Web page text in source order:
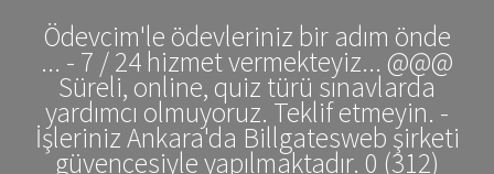
Ödevcim'le ödevleriniz bir adım önde
... - 7 / 24 hizmet vermekteyiz... @@@
Süreli, online, quiz türü sınavlarda
yardımcı olmuyoruz. Teklif etmeyin. -
İşleriniz Ankara'da Billgatesweb şirketi
güvencesiyle yapılmaktadır. 0 (312)